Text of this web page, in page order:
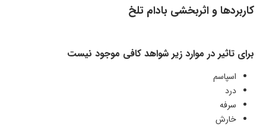
کاربردها و اثربخشی بادام تلخ
برای تاثیر در موارد زیر شواهد کافی موجود نیست
اسپاسم
درد
سرفه
خارش